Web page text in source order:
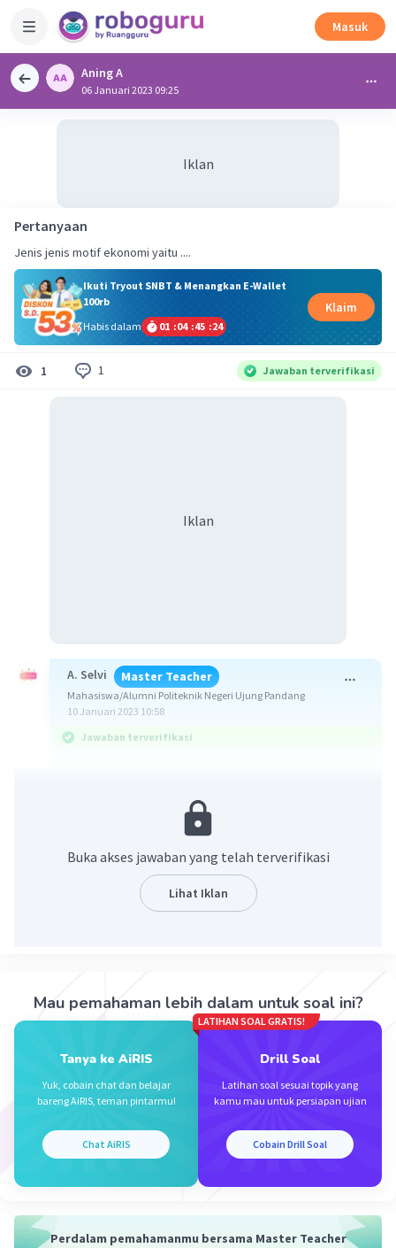
Masuk
Aning A
06 Januari 2023 09:25
Iklan
Pertanyaan
Jenis jenis motif ekonomi yaitu ....
Ikuti Tryout SNBT & Menangkan E-Wallet
100rb
Habis dalam
01 :04 :45 :23
Klaim
1 1 Jawaban terverifikasi
Iklan
A. Selvi Master Teacher
Mahasiswa/Alumni Politeknik Negeri Ujung Pandang
10 Januari 2023 10:58
Jawaban terverifikasi
seseorang melakukan tindakan ekonomi. Berikut
jenis-jenis motif ekonomi.
2. Motif sosial
3. Motif untuk memperoleh keuntungan
4. Motif untuk memperoleh penghargaan
Buka akses jawaban yang telah terverifikasi
Lihat Iklan
Mau pemahaman lebih dalam untuk soal ini?
Tanya ke AiRIS
Yuk, cobain chat dan belajar
bareng AiRIS, teman pintarmu!
Chat AiRIS
LATIHAN SOAL GRATIS!
Drill Soal
Latihan soal sesuai topik yang
kamu mau untuk persiapan ujian
Cobain Drill Soal
Perdalam pemahamanmu bersama Master Teacher